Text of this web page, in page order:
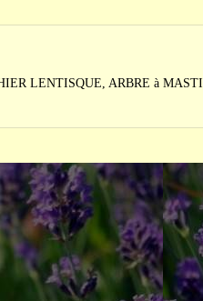
LENTISQUE, ARBRE à